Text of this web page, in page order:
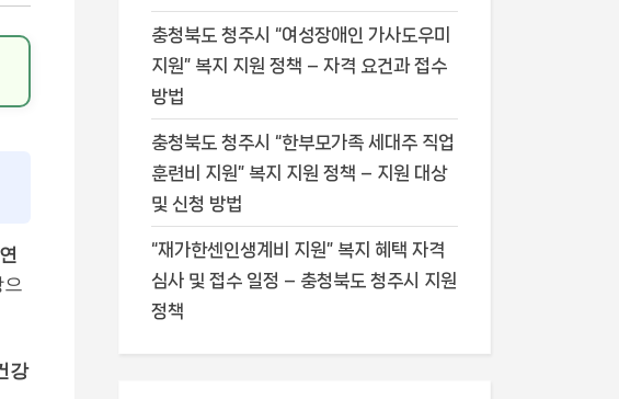
강
충청북도 청주시 “여성장애인 가사도우미
지원” 복지 지원 정책 – 자격 요건과 접수
방법
충청북도 청주시 “한부모가족 세대주 직업
훈련비 지원” 복지 지원 정책 – 지원 대상
및 신청 방법
“재가한센인생계비 지원” 복지 혜택 자격
심사 및 접수 일정 – 충청북도 청주시 지원
정책